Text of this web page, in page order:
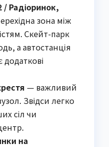
/ Радіоринок,
зона між
Скейт-парк
а автостанція
— важливий
Звідси легко
сіл чи
на